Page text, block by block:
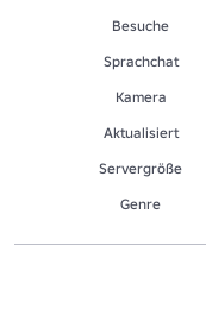
Besuche
Sprachchat
Kamera
Aktualisiert
Servergröße
Genre